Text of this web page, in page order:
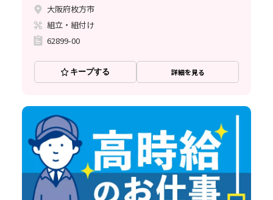
大阪府枚方市
組立・組付け
62899-00
キープする 詳細を見る